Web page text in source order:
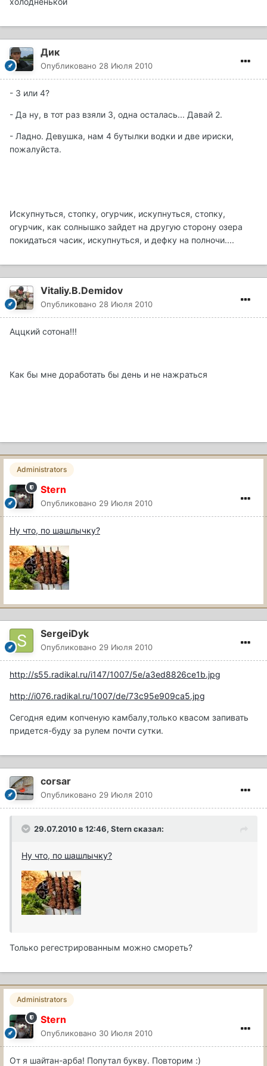
Дик
Опубликовано 28 Июля 2010
- 3 или 4?
- Да ну, в тот раз взяли 3, одна осталась... Давай 2.
- Ладно. Девушка, нам 4 бутылки водки и две ириски,
пожалуйста.
Искупнуться, стопку, огурчик, искупнуться, стопку,
огурчик, как солнышко зайдет на другую сторону озера
покидаться часик, искупнуться, и дефку на полночи....
Vitaliy.B.Demidov
Опубликовано 28 Июля 2010
Аццкий сотона!!!
Как бы мне доработать бы день и не нажраться
Administrators
Stern
Опубликовано 29 Июля 2010
Ну что, по шашлычку?
SergeiDyk
Опубликовано 29 Июля 2010
http://s55.radikal.ru/i147/1007/5e/a3ed8826ce1b.jpg
http://i076.radikal.ru/1007/de/73c95e909ca5.jpg
Сегодня едим копченую камбалу,только квасом запивать
придется-буду за рулем почти сутки.
corsar
Опубликовано 29 Июля 2010
29.07.2010 в 12:46, Stern сказал:
Ну что, по шашлычку?
Только регестрированным можно смореть?
Administrators
Stern
Опубликовано 30 Июля 2010
От я шайтан-арба! Попутал букву. Повторим :)